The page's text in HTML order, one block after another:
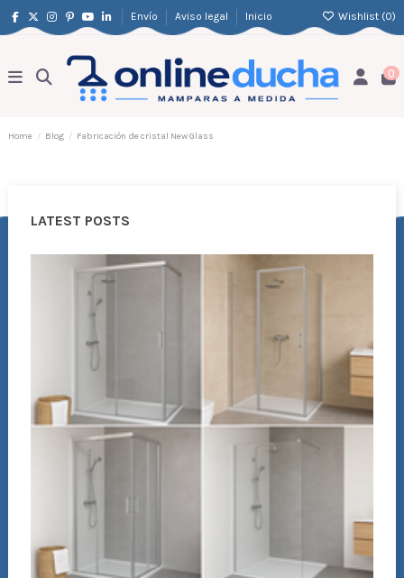
Envío Aviso legal Inicio Wishlist (0)
0
Home Blog Fabricación de cristal New Glass
LATEST POSTS